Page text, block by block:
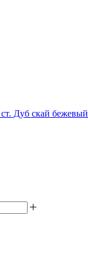
Дуб скай бежевый